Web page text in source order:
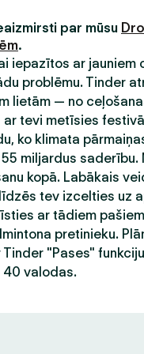
par mūsu
.
iepazītos ar jauniem
problēmu. Tinder
lietām — no
tevi metīsies
ko klimata
miljardus saderību.
kopā. Labākais
tev izcelties uz
ar tādiem
pretinieku.
"Pases"
40 valodas.